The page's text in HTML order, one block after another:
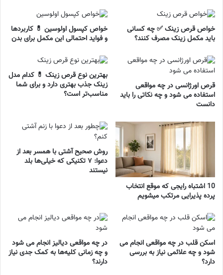
خواص قرص زینک ✅ چه کسانی
باید مکمل زینک مصرف کنند؟
خواص کپسول اولوسین 💊 کاربردها
و فواید احتمالی این مکمل برای بدن
قرص اورژانسی در چه مواقعی
استفاده می شود و چه نکاتی را باید
دانست
بهترین نوع قرص زینک 💊 کدام مدل
زینک جذب بهتری دارد و برای شما
مناسب‌تر است؟
10 اشتباه رایجی که موقع انتخاب
پرده پذیرایی مرتکب میشویم
روش صحیح آشتی با همسر بعد از
دعوا: ۷ تکنیکی که خیلی‌ها بلد
نیستند
اسکن قلب در چه مواقعی انجام می
شود و چه علائمی نیاز به بررسی
دارد؟
در چه مواقعی دیالیز انجام می شود
و چه زمانی کلیه‌ها به کمک جدی نیاز
دارند؟